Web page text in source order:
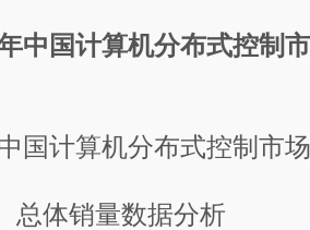
中国计算机分布式控制
计算机分布式控制市场
销量数据分析